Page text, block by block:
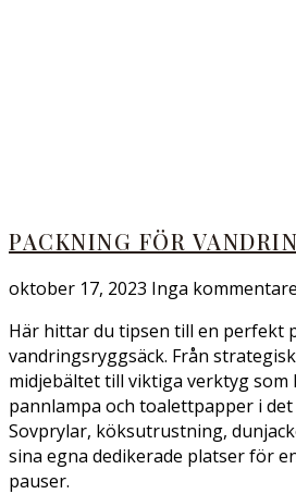
PACKNING FÖR
oktober 17, 2023 Inga
Här hittar du tipsen till en perfekt
vandringsryggsäck. Från
midjebältet till viktiga verktyg som
pannlampa och toalettpapper i
Sovprylar, köksutrustning,
sina egna dedikerade platser för
pauser.